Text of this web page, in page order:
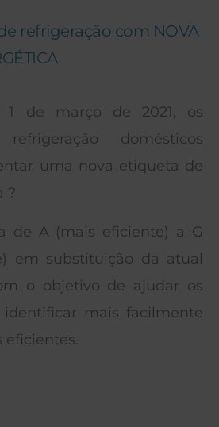
refrigeração com NOVA
de março de 2021, os
domésticos
uma nova etiqueta de
?
de A (mais eficiente) a G
em substituição da atual
o objetivo de ajudar os
mais facilmente
eficientes.